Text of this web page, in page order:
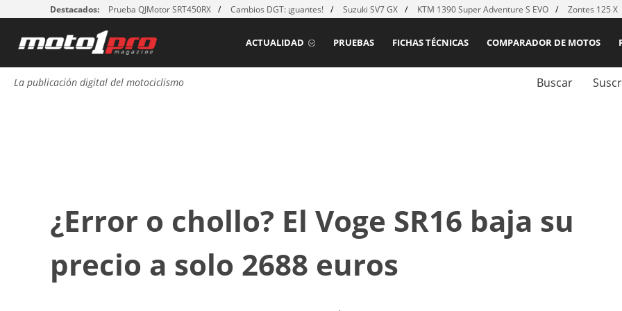
Destacados: Prueba QJMotor SRT450RX Cambios DGT: ¡guantes! Suzuki SV7 GX KTM 1390 Super Adventure S EVO Zontes 125 X
COMPARADOR DE MOTOS
FICHAS TÉCNICAS
PRUEBAS
ACTUALIDAD
La publicación digital del motociclismo Buscar
¿Error o chollo? El Voge SR16 baja su
precio a solo 2688 euros